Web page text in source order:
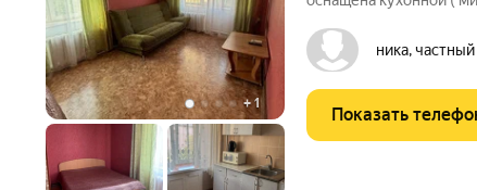
+ 1
ванной комнатой,
парфюмерией.
ника, частный
Показать